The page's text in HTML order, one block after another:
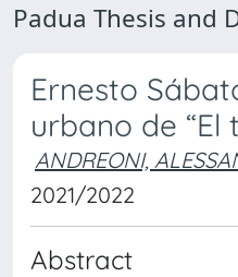
Padua Thesis and
Ernesto
urbano de “El
ANDREONI,
2021/2022
Abstract